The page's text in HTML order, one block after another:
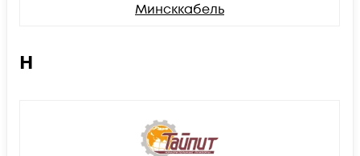
Минсккабель
Н